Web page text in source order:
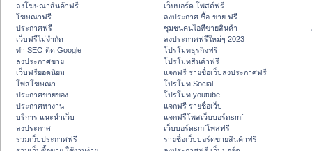
ลงโฆษณาสินค้าฟรี
โฆษณาฟรี
ประกาศฟรี
เว็บฟรีไม่จำกัด
ทำ SEO ติด Google
ลงประกาศขาย
เว็บฟรียอดนิยม
โพสโฆษณา
ประกาศขายของ
ประกาศหางาน
บริการ แนะนำเว็บ
ลงประกาศ
รวมเว็บประกาศฟรี
เว็บบอร์ด โพสต์ฟรี
ลงประกาศ ซื้อ-ขาย ฟรี
ชุมชนคนไอทีขายสินค้า
ลงประกาศฟรีใหม่ๆ 2023
โปรโมทธุรกิจฟรี
โปรโมทสินค้าฟรี
แจกฟรี รายชื่อเว็บลงประกาศฟรี
โปรโมท Social
โปรโมท youtube
แจกฟรี รายชื่อเว็บ
แจกฟรีโพสเว็บบอร์ดsmf
เว็บบอร์ดsmfโพสฟรี
รายชื่อเว็บบอร์ดขายสินค้าฟรี